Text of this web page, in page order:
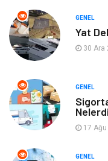
Eğitim ve Kariyer
Gıda
Spor
Tatil
GENEL
Yat
30 Ara
GENEL
17 Ağu
GENEL